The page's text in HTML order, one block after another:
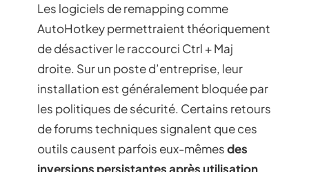
Les logiciels de remapping comme
AutoHotkey permettraient théoriquement
de désactiver le raccourci Ctrl + Maj
droite. Sur un poste d’entreprise, leur
installation est généralement bloquée par
les politiques de sécurité. Certains retours
de forums techniques signalent que ces
outils causent parfois eux-mêmesdes
inversions persistantes après utilisation